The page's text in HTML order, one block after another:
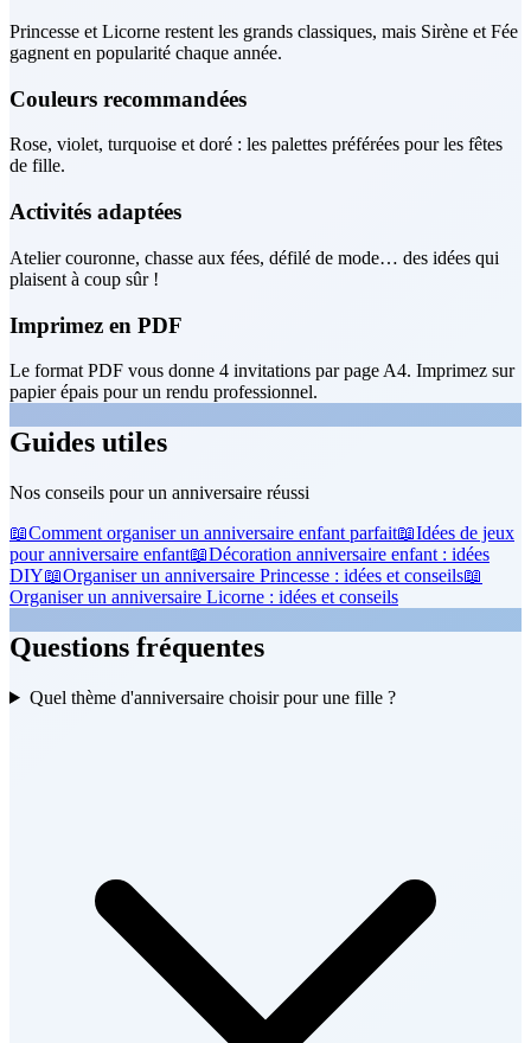
Princesse et Licorne restent les grands classiques, mais Sirène et Fée
gagnent en popularité chaque année.
Couleurs recommandées
Rose, violet, turquoise et doré : les palettes préférées pour les fêtes
de fille.
Activités adaptées
Atelier couronne, chasse aux fées, défilé de mode… des idées qui
plaisent à coup sûr !
Imprimez en PDF
Le format PDF vous donne 4 invitations par page A4. Imprimez sur
papier épais pour un rendu professionnel.
Guides utiles
Nos conseils pour un anniversaire réussi
📖Comment organiser un anniversaire enfant parfait📖Idées de jeux
pour anniversaire enfant📖Décoration anniversaire enfant : idées
DIY📖Organiser un anniversaire Princesse : idées et conseils📖
Organiser un anniversaire Licorne : idées et conseils
Questions fréquentes
Quel thème d'anniversaire choisir pour une fille ?